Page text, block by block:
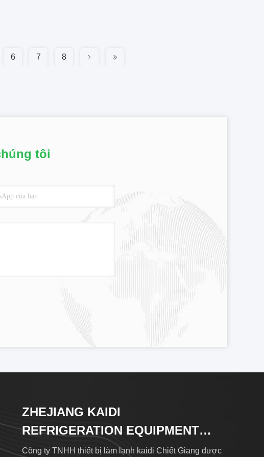
6 7 8
tôi
ZHEJIANG KAIDI
REFRIGERATION EQUIPMENT
CO.,LTD
Công ty TNHH thiết bị làm lạnh kaidi Chiết Giang được